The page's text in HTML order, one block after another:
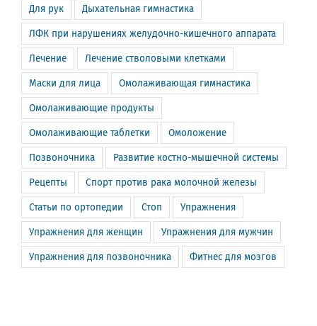
Для рук Дыхательная гимнастика
ЛФК при нарушениях желудочно-кишечного аппарата
Лечение Лечение стволовыми клетками
Маски для лица Омолаживающая гимнастика
Омолаживающие продукты
Омолаживающие таблетки Омоложение
Позвоночника Развитие костно-мышечной системы
Рецепты Спорт против рака молочной железы
Статьи по ортопедии Стоп Упражнения
Упражнения для женщин Упражнения для мужчин
Упражнения для позвоночника Фитнес для мозгов